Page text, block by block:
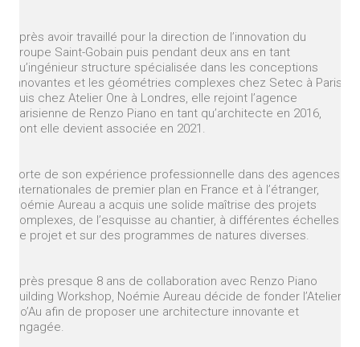
Après avoir travaillé pour la direction de l’innovation du
groupe Saint-Gobain puis pendant deux ans en tant
qu’ingénieur structure spécialisée dans les conceptions
innovantes et les géométries complexes chez Setec à Paris
puis chez Atelier One à Londres, elle rejoint l’agence
parisienne de Renzo Piano en tant qu’architecte en 2016,
dont elle devient associée en 2021.
Forte de son expérience professionnelle dans des agences
internationales de premier plan en France et à l’étranger,
Noémie Aureau a acquis une solide maîtrise des projets
complexes, de l’esquisse au chantier, à différentes échelles
de projet et sur des programmes de natures diverses.
Après presque 8 ans de collaboration avec Renzo Piano
Building Workshop, Noémie Aureau décide de fonder l’Atelier
No’Au afin de proposer une architecture innovante et
engagée.